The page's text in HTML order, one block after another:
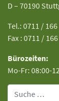
D – 70190
Tel.: 0711 / 166
Fax : 0711 /
Bürozeiten:
Mo-Fr: 08:00-
Suche